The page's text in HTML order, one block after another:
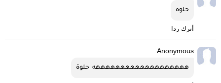
حلوه
أترك ردا
Anonymous
هههههههههههههههههههه  حلوة